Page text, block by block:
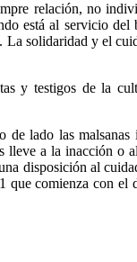
relación, no
está al servicio
solidaridad y el
y testigos de la
de lado las
lleve a la inacción o
disposición al
que comienza con el